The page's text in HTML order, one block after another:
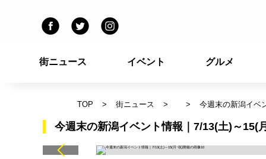
街ニュース イベント グルメ
TOP 街ニュース 今週末の新潟イベ
今週末の新潟イベント情報｜7/13(土)～15(